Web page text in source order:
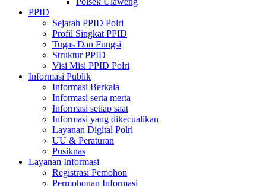
PPID
Sejarah PPID Polri
Profil Singkat PPID
Tugas Dan Fungsi
Struktur PPID
Visi Misi PPID Polri
Informasi Publik
Informasi Berkala
Informasi serta merta
Informasi setiap saat
Informasi yang dikecualikan
Layanan Digital Polri
UU & Peraturan
Pusiknas
Layanan Informasi
Registrasi Pemohon
Permohonan Informasi